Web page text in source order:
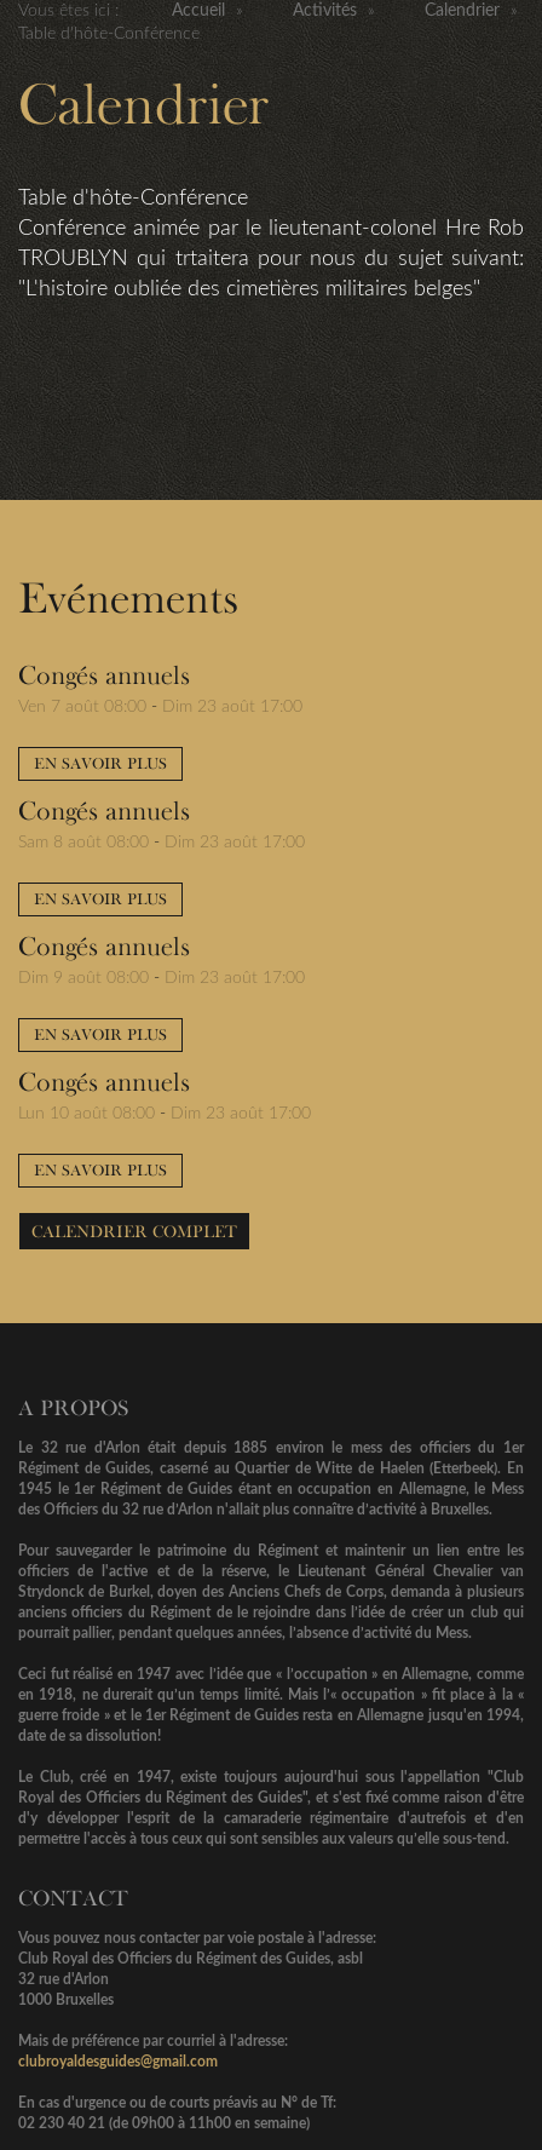
Vous êtes ici : Accueil » Activités » Calendrier
»
Table d'hôte-Conférence
Calendrier
Table d'hôte-Conférence
Conférence animée par le lieutenant-colonel Hre Rob
TROUBLYN qui trtaitera pour nous du sujet suivant:
"L'histoire oubliée des cimetières militaires belges"
Evénements
Congés annuels
Ven 7 août 08:00 - Dim 23 août 17:00
EN SAVOIR PLUS
Congés annuels
Sam 8 août 08:00 - Dim 23 août 17:00
EN SAVOIR PLUS
Congés annuels
Dim 9 août 08:00 - Dim 23 août 17:00
EN SAVOIR PLUS
Congés annuels
Lun 10 août 08:00 - Dim 23 août 17:00
EN SAVOIR PLUS
CALENDRIER COMPLET
A PROPOS
Le 32 rue d'Arlon était depuis 1885 environ le mess des officiers du 1er
Régiment de Guides, caserné au Quartier de Witte de Haelen (Etterbeek). En
1945 le 1er Régiment de Guides étant en occupation en Allemagne, le Mess
des Officiers du 32 rue d’Arlon n'allait plus connaître d’activité à Bruxelles.
Pour sauvegarder le patrimoine du Régiment et maintenir un lien entre les
officiers de l'active et de la réserve, le Lieutenant Général Chevalier van
Strydonck de Burkel, doyen des Anciens Chefs de Corps, demanda à plusieurs
anciens officiers du Régiment de le rejoindre dans l’idée de créer un club qui
pourrait pallier, pendant quelques années, l’absence d’activité du Mess.
Ceci fut réalisé en 1947 avec l’idée que « l’occupation » en Allemagne, comme
en 1918, ne durerait qu’un temps limité. Mais l’« occupation » fit place à la «
guerre froide » et le 1er Régiment de Guides resta en Allemagne jusqu'en 1994,
date de sa dissolution!
Le Club, créé en 1947, existe toujours aujourd'hui sous l'appellation "Club
Royal des Officiers du Régiment des Guides", et s'est fixé comme raison d'être
d'y développer l'esprit de la camaraderie régimentaire d'autrefois et d'en
permettre l'accès à tous ceux qui sont sensibles aux valeurs qu’elle sous-tend.
CONTACT
Vous pouvez nous contacter par voie postale à l'adresse:
Club Royal des Officiers du Régiment des Guides, asbl
32 rue d'Arlon
1000 Bruxelles
Mais de préférence par courriel à l'adresse:
clubroyaldesguides@gmail.com
En cas d'urgence ou de courts préavis au N° de Tf:
02 230 40 21 (de 09h00 à 11h00 en semaine)